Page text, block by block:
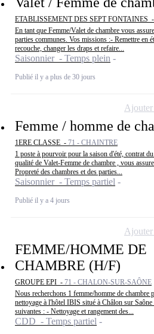
ETABLISSEMENT DES SEPT FONTAINES -
En tant que Femme/Valet de chambre vous
parties communes. Vos missions :- Remettre en
recouche, changer les draps et refaire...
Saisonnier - Temps plein
Publié il y a plus de 30 jours
Femme / homme de
1ERE CLASSE - 71 - CHAINTRE
1 poste à pourvoir pour la saison d'été, contrat
qualité de Valet-Femme de chambre , vous
Propreté des chambres et des parties...
Saisonnier - Temps partiel
Publié il y a 4 jours
FEMME/HOMME DE
CHAMBRE (H/F)
GROUPE EPI - 71 - CHALON-SUR-SAÔNE
Nous recherchons 1 femme/homme de chambre
nettoyage à l'hôtel IBIS situé à Châlon sur
suivantes : - Nettoyage et rangement des...
CDD - Temps partiel